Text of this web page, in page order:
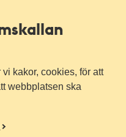
kakor, cookies, för att
webbplatsen ska